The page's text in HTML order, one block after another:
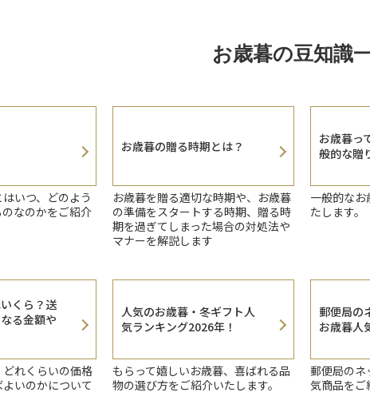
お歳暮の豆知識
いつ、どのよう
なのかをご紹介
お歳暮の贈る時期とは？
お歳暮を贈る適切な時期や、お歳暮
の準備をスタートする時期、贈る時
期を過ぎてしまった場合の対処法や
マナーを解説します
お歳暮っ
般的な贈
一般的な
たします。
くら？送
る金額や
れくらいの価格
いのかについて
人気のお歳暮・冬ギフト人
気ランキング2026年！
もらって嬉しいお歳暮、喜ばれる品
物の選び方をご紹介いたします。
郵便局の
お歳暮人
郵便局のネ
気商品をご